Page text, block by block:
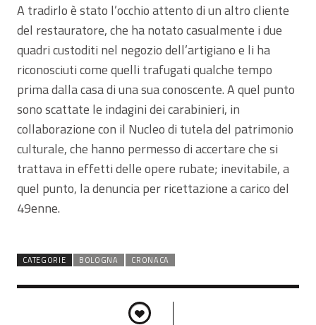
A tradirlo è stato l’occhio attento di un altro cliente
del restauratore, che ha notato casualmente i due
quadri custoditi nel negozio dell’artigiano e li ha
riconosciuti come quelli trafugati qualche tempo
prima dalla casa di una sua conoscente. A quel punto
sono scattate le indagini dei carabinieri, in
collaborazione con il Nucleo di tutela del patrimonio
culturale, che hanno permesso di accertare che si
trattava in effetti delle opere rubate; inevitabile, a
quel punto, la denuncia per ricettazione a carico del
49enne.
CATEGORIE BOLOGNA CRONACA